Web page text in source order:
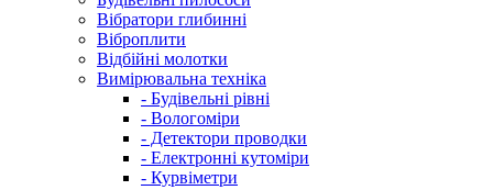
Вібратори глибинні
Віброплити
Відбійні молотки
Вимірювальна техніка
- Будівельні рівні
- Вологоміри
- Детектори проводки
- Електронні кутоміри
- Курвіметри